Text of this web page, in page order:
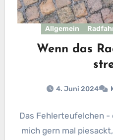
Allgemein
Wenn das
4. Juni 2024
Das Fehlerteufelchen -
mich gern mal